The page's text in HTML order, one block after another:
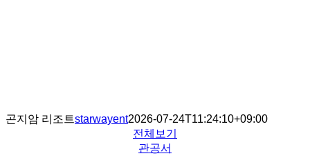
곤지암 리조트starwayent2026-07-24T11:24:10+09:00
전체보기
관공서